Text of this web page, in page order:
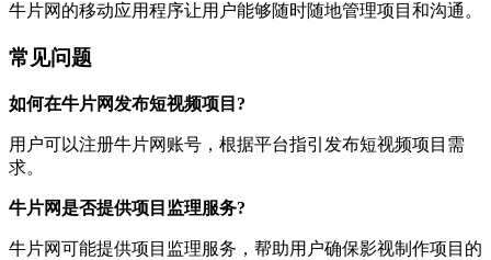
牛片网的移动应用程序让用户能够随时随地管理项目和沟通。
常见问题
如何在牛片网发布短视频项目?
用户可以注册牛片网账号，根据平台指引发布短视频项目需
求。
牛片网是否提供项目监理服务?
牛片网可能提供项目监理服务，帮助用户确保影视制作项目的